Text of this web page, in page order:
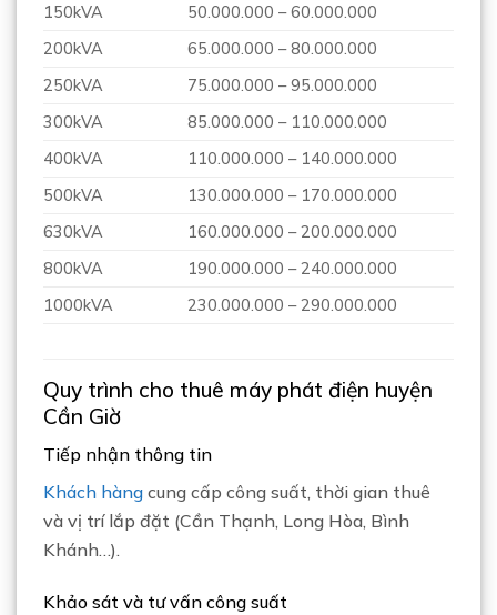
150kVA
50.000.000 – 60.000.000
200kVA
65.000.000 – 80.000.000
250kVA
75.000.000 – 95.000.000
300kVA
85.000.000 – 110.000.000
400kVA
110.000.000 – 140.000.000
500kVA
130.000.000 – 170.000.000
630kVA
160.000.000 – 200.000.000
800kVA
190.000.000 – 240.000.000
1000kVA
230.000.000 – 290.000.000
Quy trình cho thuê máy phát điện huyện
Cần Giờ
Tiếp nhận thông tin
Khách hàng cung cấp công suất, thời gian thuê
và vị trí lắp đặt (Cần Thạnh, Long Hòa, Bình
Khánh…).
Khảo sát và tư vấn công suất